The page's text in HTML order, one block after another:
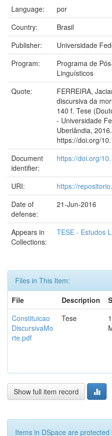
Language:
por
Country:
Brasil
Publisher:
Universidade
Program:
Programa de
Linguísticos
Quote:
FERREIRA,
discursiva da
140 f. Tese
- Universidade
Uberlândia,
https://doi.org/
Document
identifier:
https://doi.org/
URI:
https://
Date of
defense:
21-Jun-2016
Appears in
Collections:
TESE - Estudos
Files in This Item:
File
Description
Constituicao
DiscursivaMo
rte.pdf
Tese
Show full item record
Items in DSpace are